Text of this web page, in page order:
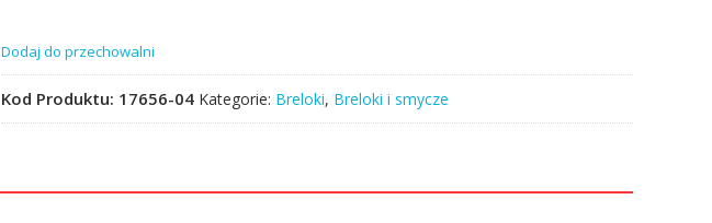
Dodaj do przechowalni
Kod Produktu: 17656-04 Kategorie: Breloki, Breloki i smycze